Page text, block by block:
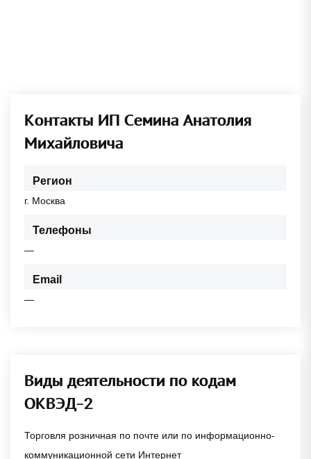
Контакты ИП Семина Анатолия
Михайловича
Регион
г. Москва
Телефоны
—
Email
—
Виды деятельности по кодам
ОКВЭД-2
Торговля розничная по почте или по информационно-
коммуникационной сети Интернет